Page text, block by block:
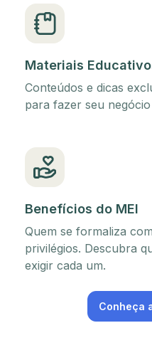
Materiais
Conteúdos e dicas
para fazer seu
Benefícios do MEI
Quem se formaliza
privilégios. Descubra
exigir cada um.
Conheça